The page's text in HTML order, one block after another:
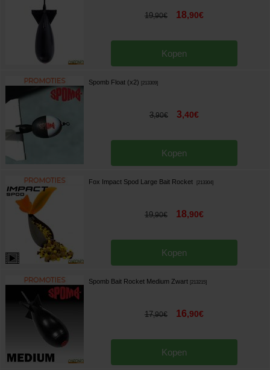
19,90€ 18,90€
Kopen
Spomb Float (x2) [213309]
3,90€ 3,40€
Kopen
Fox Impact Spod Large Bait Rocket [213304]
19,90€ 18,90€
Kopen
Spomb Bait Rocket Medium Zwart [213215]
17,90€ 16,90€
Kopen